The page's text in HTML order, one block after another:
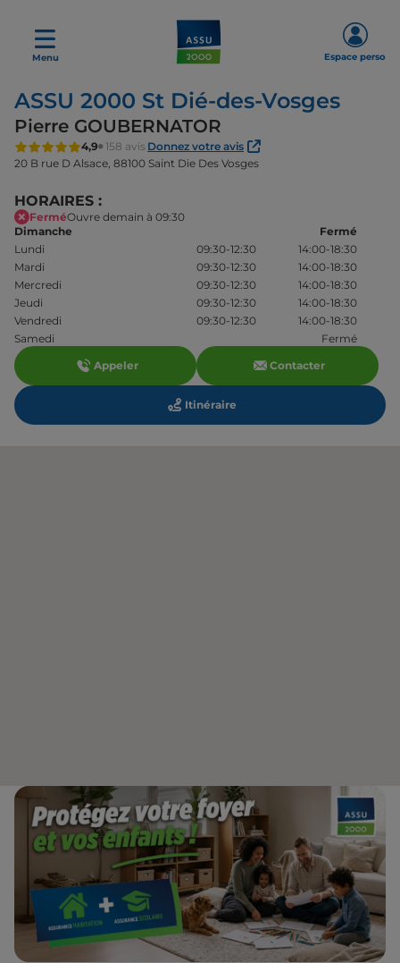
Menu Espace perso
ASSU 2000 St Dié-des-Vosges
Pierre GOUBERNATOR
4,9 158 avis Donnez votre avis
20 B rue D Alsace, 88100 Saint Die Des Vosges
HORAIRES :
FerméOuvre demain à 09:30
Dimanche
Fermé
Lundi
09:30-12:30
14:00-18:30
Mardi
09:30-12:30
14:00-18:30
Mercredi
09:30-12:30
14:00-18:30
Jeudi
09:30-12:30
14:00-18:30
Vendredi
09:30-12:30
14:00-18:30
Samedi
Fermé
Appeler
Contacter
Itinéraire